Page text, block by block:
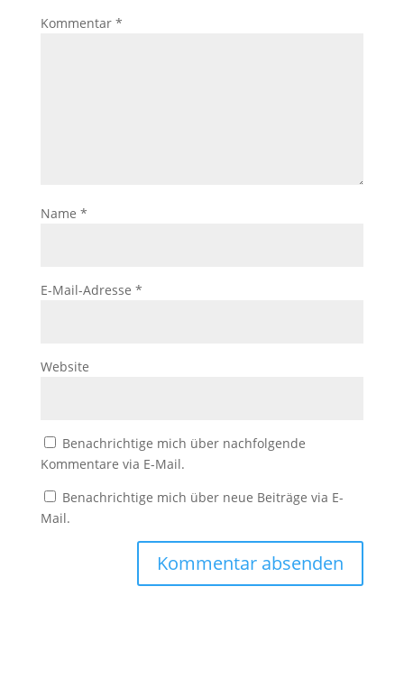
Kommentar *
Name *
E-Mail-Adresse *
Website
Benachrichtige mich über nachfolgende
Kommentare via E-Mail.
Benachrichtige mich über neue Beiträge via E-
Mail.